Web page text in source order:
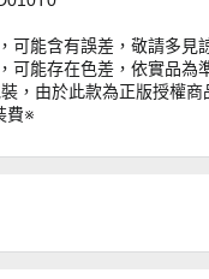
可能含有誤差，敬請多見
可能存在色差，依實品為
，由於此款為正版授權商
費※